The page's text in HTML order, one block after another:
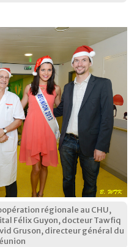
régionale au CHU,
Félix Guyon, docteur Tawfiq
Gruson, directeur général du